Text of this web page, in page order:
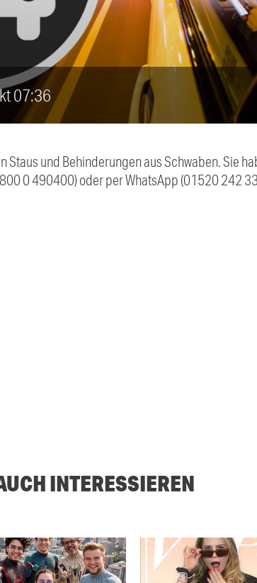
07:36
Staus und Behinderungen aus Schwaben. Sie
0 490400) oder per WhatsApp (01520 242
INTERESSIEREN